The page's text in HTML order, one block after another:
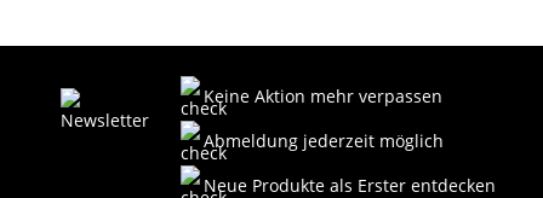
Keine Aktion mehr verpassen
Abmeldung jederzeit möglich
Neue Produkte als Erster entdecken